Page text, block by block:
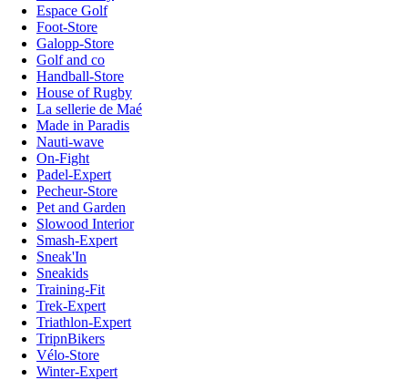
Espace Golf
Foot-Store
Galopp-Store
Golf and co
Handball-Store
House of Rugby
La sellerie de Maé
Made in Paradis
Nauti-wave
On-Fight
Padel-Expert
Pecheur-Store
Pet and Garden
Slowood Interior
Smash-Expert
Sneak'In
Sneakids
Training-Fit
Trek-Expert
Triathlon-Expert
TripnBikers
Vélo-Store
Winter-Expert